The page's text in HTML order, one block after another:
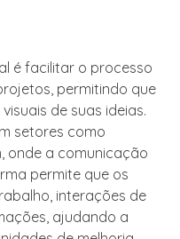
é facilitar o processo
permitindo que
de suas ideias.
setores como
onde a comunicação
permite que os
interações de
ajudando a